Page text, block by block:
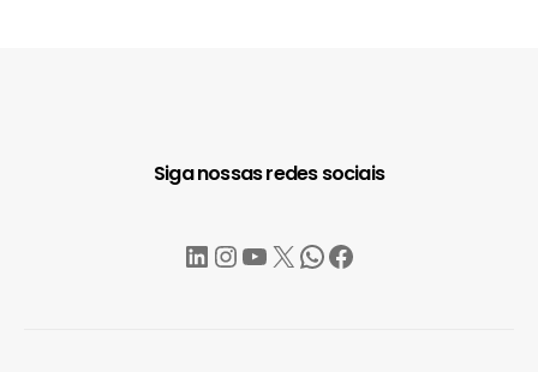
Siga nossas redes sociais
LinkedIn
Instagram
YouTube
X WhatsApp
Facebook